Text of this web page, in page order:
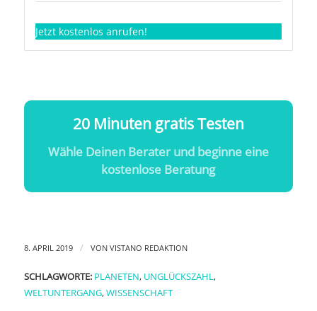
Jetzt kostenlos anrufen!
20 Minuten gratis Testen
Wähle Deinen Berater und beginne eine
kostenlose Beratung
8. APRIL 2019 / VON VISTANO REDAKTION
SCHLAGWORTE: PLANETEN, UNGLÜCKSZAHL,
WELTUNTERGANG,WISSENSCHAFT